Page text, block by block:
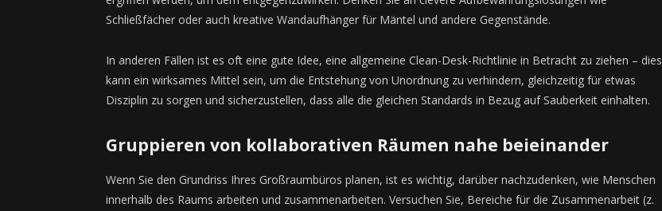
Schließfächer oder auch kreative Wandaufhänger für Mäntel und andere Gegenstände.
In anderen Fällen ist es oft eine gute Idee, eine allgemeine Clean-Desk-Richtlinie in Betracht zu ziehen – dies
kann ein wirksames Mittel sein, um die Entstehung von Unordnung zu verhindern, gleichzeitig für etwas
Disziplin zu sorgen und sicherzustellen, dass alle die gleichen Standards in Bezug auf Sauberkeit einhalten.
Gruppieren von kollaborativen Räumen nahe beieinander
Wenn Sie den Grundriss Ihres Großraumbüros planen, ist es wichtig, darüber nachzudenken, wie Menschen
innerhalb des Raums arbeiten und zusammenarbeiten. Versuchen Sie, Bereiche für die Zusammenarbeit (z.